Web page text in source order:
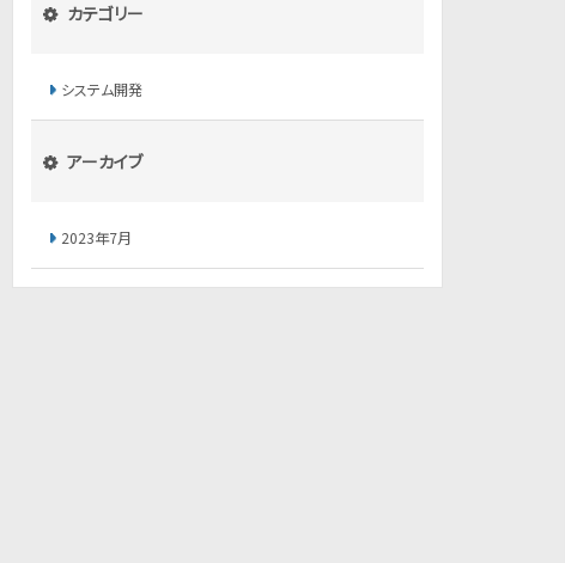
カテゴリー
システム開発
アーカイブ
2023年7月